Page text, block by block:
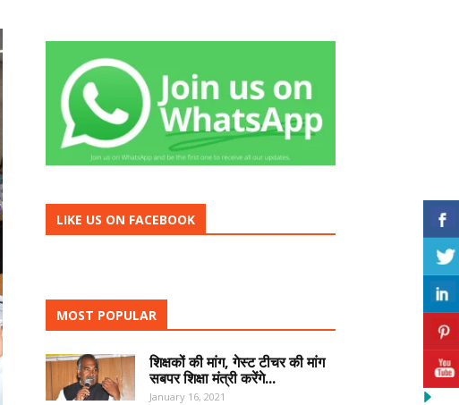
LIKE US ON FACEBOOK
MOST POPULAR
शिक्षकों की मांग, गेस्ट टीचर की मांग
सबपर शिक्षा मंत्री करेंगे...
January 16, 2021